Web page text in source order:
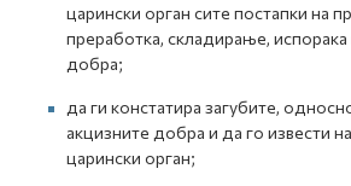
Е-Весник
царински орган сите постапки на
преработка, складирање,
добра;
да ги констатира загубите,
акцизните добра и да го извести
царински орган;